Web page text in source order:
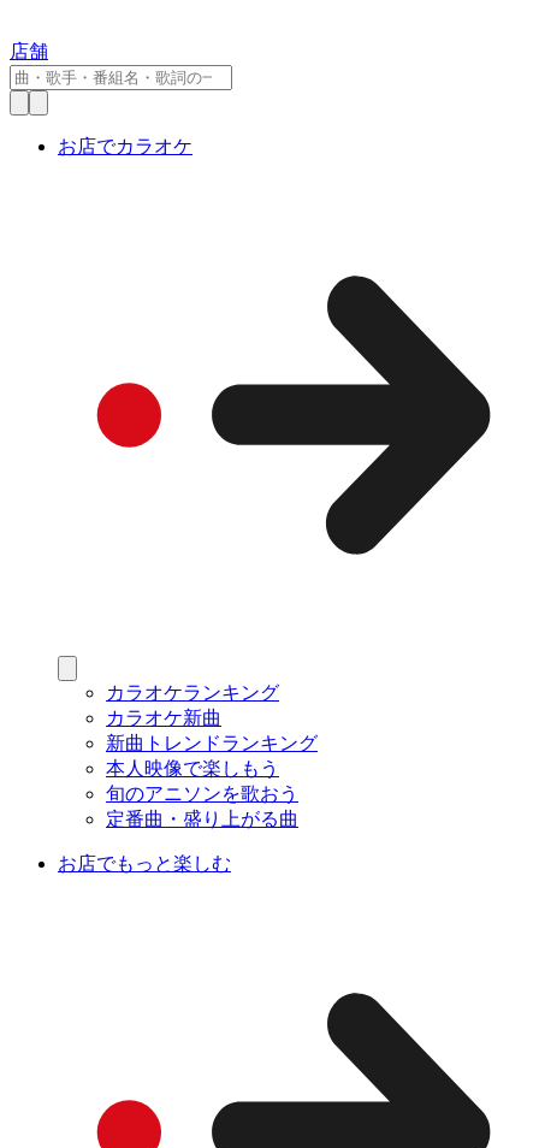
店舗
お店でカラオケ
カラオケランキング
カラオケ新曲
新曲トレンドランキング
本人映像で楽しもう
旬のアニソンを歌おう
定番曲・盛り上がる曲
お店でもっと楽しむ